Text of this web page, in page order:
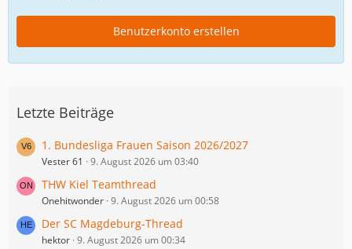
Benutzerkonto erstellen
Letzte Beiträge
1. Bundesliga Frauen Saison 2026/2027
Vester 61 9. August 2026 um 03:40
THW Kiel Teamthread
Onehitwonder 9. August 2026 um 00:58
Der SC Magdeburg-Thread
hektor 9. August 2026 um 00:34